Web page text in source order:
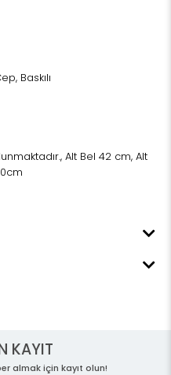
Baskılı
Alt Bel 42 cm, Alt
KAYIT
almak için kayıt olun!